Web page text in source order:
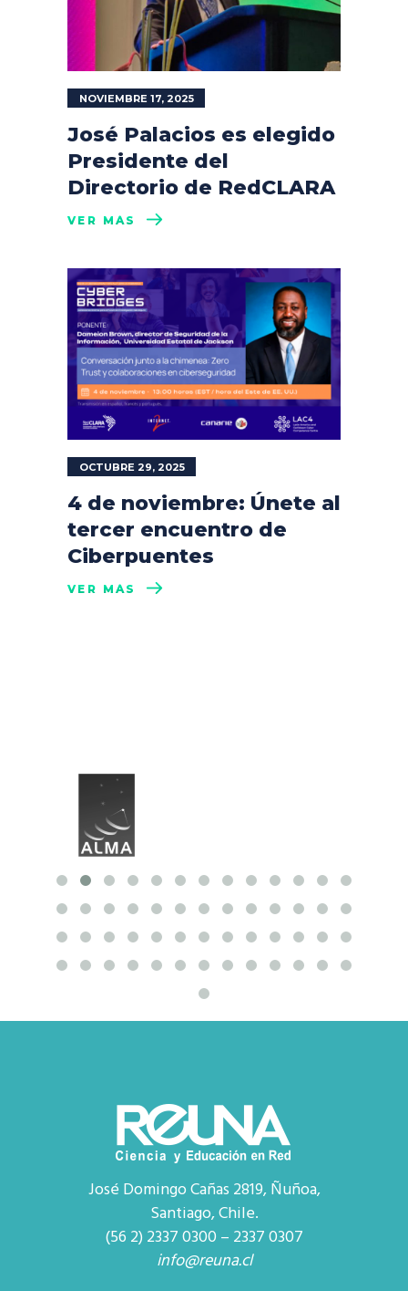
NOVIEMBRE 17, 2025
José Palacios es elegido
Presidente del
Directorio de RedCLARA
VER MÁS
OCTUBRE 29, 2025
4 de noviembre: Únete al
tercer encuentro de
Ciberpuentes
VER MÁS
José Domingo Cañas 2819, Ñuñoa,
Santiago, Chile.
(56 2) 2337 0300 – 2337 0307
info@reuna.cl